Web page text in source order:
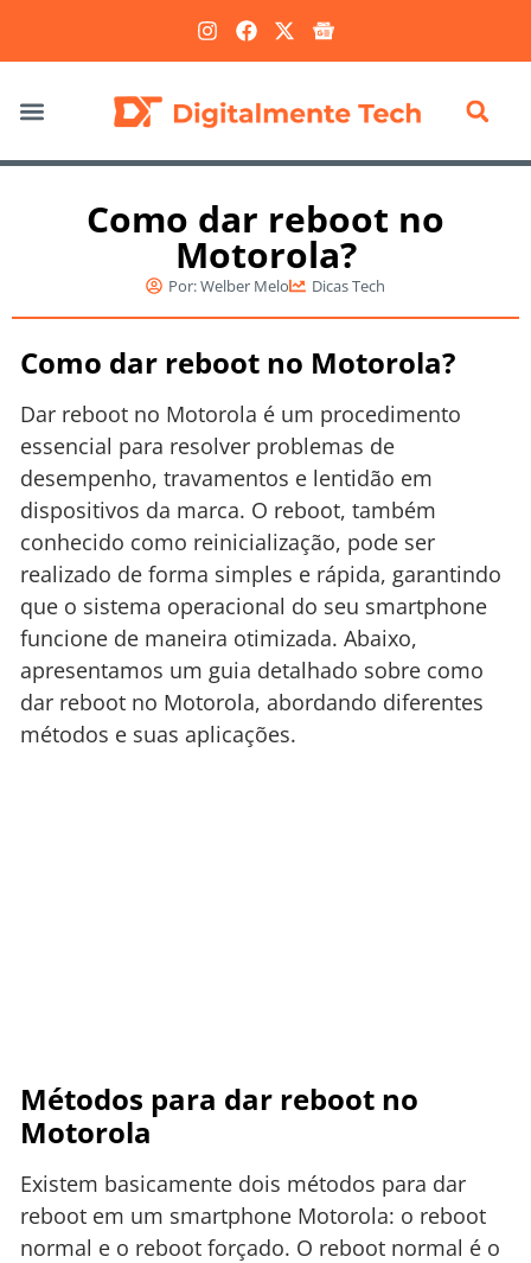
Como dar reboot no
Motorola?
Por:Welber Melo Dicas Tech
Como dar reboot no Motorola?
Dar reboot no Motorola é um procedimento
essencial para resolver problemas de
desempenho, travamentos e lentidão em
dispositivos da marca. O reboot, também
conhecido como reinicialização, pode ser
realizado de forma simples e rápida, garantindo
que o sistema operacional do seu smartphone
funcione de maneira otimizada. Abaixo,
apresentamos um guia detalhado sobre como
dar reboot no Motorola, abordando diferentes
métodos e suas aplicações.
Métodos para dar reboot no
Motorola
Existem basicamente dois métodos para dar
reboot em um smartphone Motorola: o reboot
normal e o reboot forçado. O reboot normal é o